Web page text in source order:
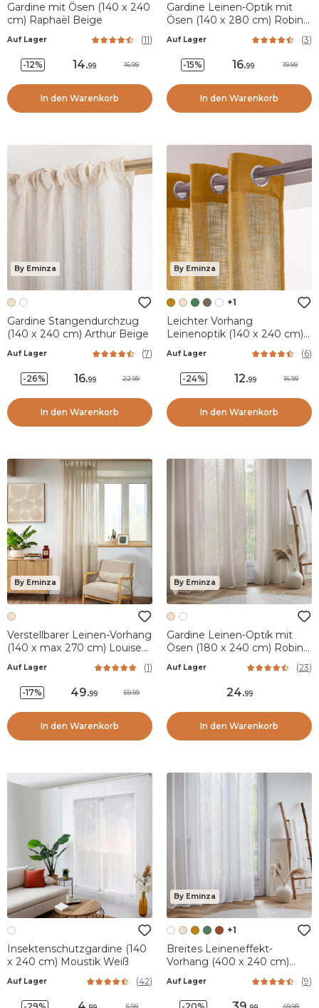
Gardine mit Ösen (140 x 240
cm) Raphaël Beige
Auf Lager (11)
-12% 14.99 16.99
In den Warenkorb
Gardine Leinen-Optik mit
Ösen (140 x 280 cm) Robin
Auf Lager (3)
-15% 16.99 19.99
In den Warenkorb
By Eminza
Gardine Stangendurchzug
(140 x 240 cm) Arthur Beige
Auf Lager (7)
-26% 16.99 22.99
In den Warenkorb
By Eminza
+1
Leichter Vorhang
Leinenoptik (140 x 240 cm)
Auf Lager (6)
-24% 12.99 16.99
In den Warenkorb
By Eminza
Verstellbarer Leinen-Vorhang
(140 x max 270 cm) Louise
Auf Lager (1)
-17% 49.99 59.99
In den Warenkorb
By Eminza
Gardine Leinen-Optik mit
Ösen (180 x 240 cm) Robin
Auf Lager (23)
24.99
In den Warenkorb
Insektenschutzgardine (140
x 240 cm) Moustik Weiß
Auf Lager (42)
By Eminza
+1
Breites Leineneffekt-
Vorhang (400 x 240 cm)
Auf Lager (9)